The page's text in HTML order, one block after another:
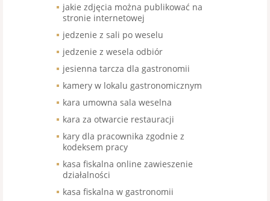
jakie zdjęcia można publikować na
stronie internetowej
jedzenie z sali po weselu
jedzenie z wesela odbiór
jesienna tarcza dla gastronomii
kamery w lokalu gastronomicznym
kara umowna sala weselna
kara za otwarcie restauracji
kary dla pracownika zgodnie z
kodeksem pracy
kasa fiskalna online zawieszenie
działalności
kasa fiskalna w gastronomii